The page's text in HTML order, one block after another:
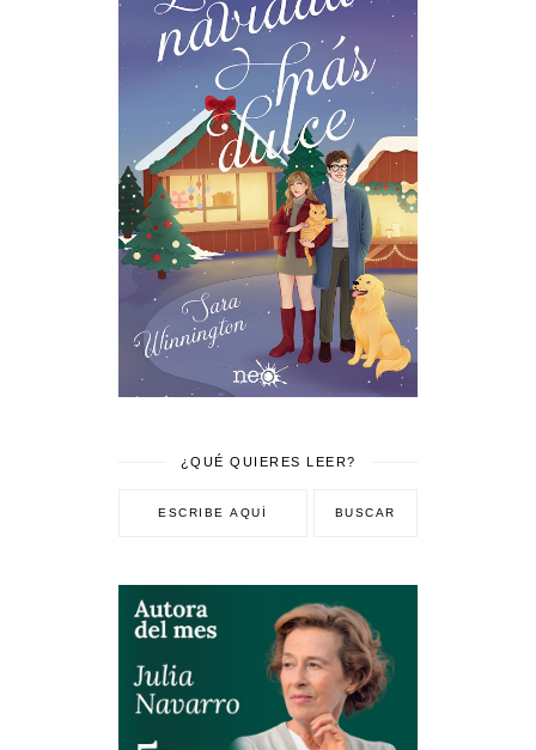
¿QUÉ QUIERES LEER?